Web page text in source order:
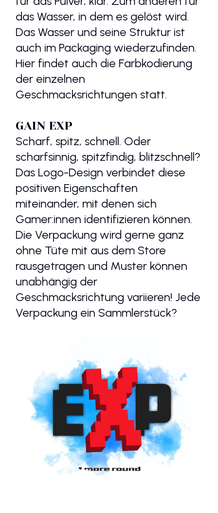
das Wasser, in dem es gelöst wird.
Das Wasser und seine Struktur ist
auch im Packaging wiederzufinden.
Hier findet auch die Farbkodierung
der einzelnen
Geschmacksrichtungen statt.
GAIN EXP
Scharf, spitz, schnell. Oder
scharfsinnig, spitzfindig, blitzschnell?
Das Logo-Design verbindet diese
positiven Eigenschaften
miteinander, mit denen sich
Gamer:innen identifizieren können.
Die Verpackung wird gerne ganz
ohne Tüte mit aus dem Store
rausgetragen und Muster können
unabhängig der
Geschmacksrichtung variieren! Jede
Verpackung ein Sammlerstück?